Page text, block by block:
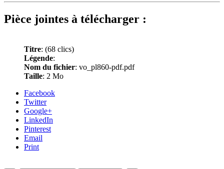
Pièce jointes à télécharger :
Titre: (68 clics)
Légende:
Nom du fichier: vo_pl860-pdf.pdf
Taille: 2 Mo
Facebook
Twitter
Google+
LinkedIn
Pinterest
Email
Print